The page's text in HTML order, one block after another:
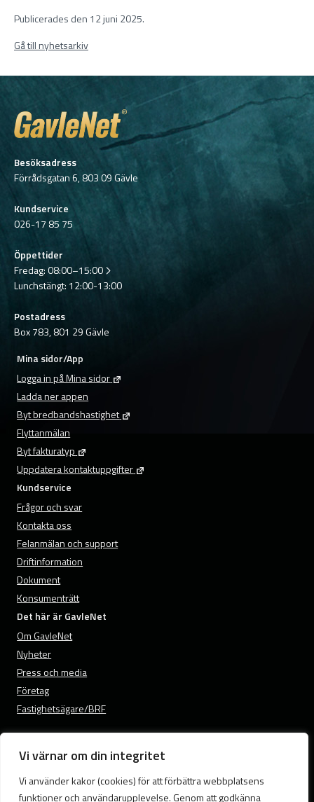
Vi värnar om din integritet
Vi använder kakor (cookies) för att förbättra webbplatsens
funktioner och användarupplevelse. Genom att godkänna
Publicerades den 12 juni 2025.
Gå till nyhetsarkiv
Besöksadress
Förrådsgatan 6, 803 09 Gävle
Kundservice
026-17 85 75
Öppettider
Fredag:08:00–15:00
Lunchstängt: 12:00-13:00
Postadress
Box 783, 801 29 Gävle
Mina sidor/App
Logga in på Mina sidor
Ladda ner appen
Byt bredbandshastighet
Flyttanmälan
Byt fakturatyp
Uppdatera kontaktuppgifter
Kundservice
Frågor och svar
Kontakta oss
Felanmälan och support
Driftinformation
Dokument
Konsumenträtt
Det här är GavleNet
Om GavleNet
Nyheter
Press och media
Företag
Fastighetsägare/BRF
Samtyckesval
Cookies